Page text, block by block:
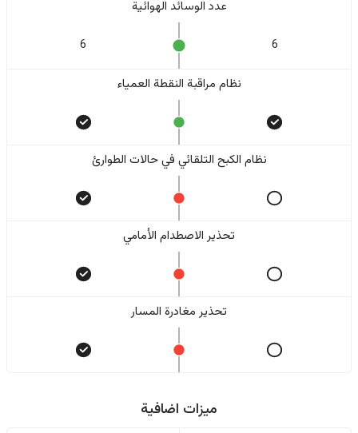
عدد الوسائد الهوائية
6
6
نظام مراقبة النقطة العمياء
نظام الكبح التلقائي في حالات الطوارئ
تحذير الاصطدام الأمامي
تحذير مغادرة المسار
ميزات اضافية